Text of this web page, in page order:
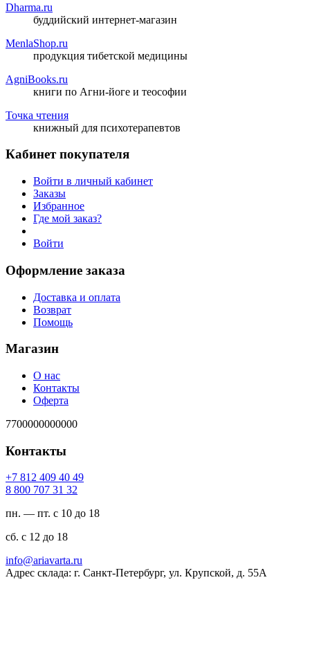
Dharma.ru
буддийский интернет-магазин
MenlaShop.ru
продукция тибетской медицины
AgniBooks.ru
книги по Агни-йоге и теософии
Точка чтения
книжный для психотерапевтов
Кабинет покупателя
Войти в личный кабинет
Заказы
Избранное
Где мой заказ?
Войти
Оформление заказа
Доставка и оплата
Возврат
Помощь
Магазин
О нас
Контакты
Оферта
7700000000000
Контакты
94 04 904 218 7+
23 13 707 008 8
пн. — пт. с 10 до 18
сб. с 12 до 18
ur.atravaira@ofni
Адрес склада: г. Санкт-Петербург, ул. Крупской, д. 55А